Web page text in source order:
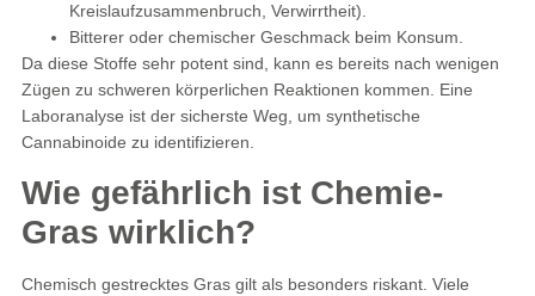
Kreislaufzusammenbruch, Verwirrtheit).
Bitterer oder chemischer Geschmack beim Konsum.
Da diese Stoffe sehr potent sind, kann es bereits nach wenigen
Zügen zu schweren körperlichen Reaktionen kommen. Eine
Laboranalyse ist der sicherste Weg, um synthetische
Cannabinoide zu identifizieren.
Wie gefährlich ist Chemie-
Gras wirklich?
Chemisch gestrecktes Gras gilt als besonders riskant. Viele